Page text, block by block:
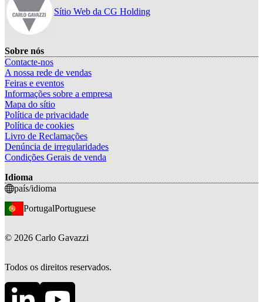
Sítio Web da CG Holding
Sobre nós
Contacte-nos
A nossa rede de vendas
Feiras e eventos
Informações sobre a empresa
Mapa do sítio
Política de privacidade
Política de cookies
Livro de Reclamações
Denúncia de irregularidades
Condições Gerais de venda
Idioma
país/idioma
PortugalPortuguese
© 2026 Carlo Gavazzi
Todos os direitos reservados.